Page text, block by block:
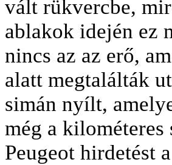
vált rükvercbe,
ablakok idején ez
nincs az az erő,
alatt megtalálták
simán nyílt,
még a
Peugeot hirdetést